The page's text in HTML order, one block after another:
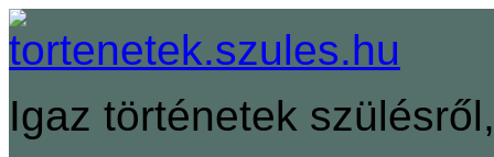
Igaz történetek